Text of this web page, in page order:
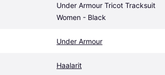
Under Armour Tricot Tracksuit
Women - Black
Under Armour
Haalarit